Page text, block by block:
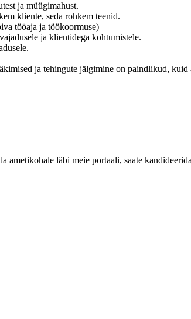
ja müügimahust.
kliente, seda rohkem teenid.
tööaja ja töökoormuse)
ja klientidega kohtumistele.
ja tehingute jälgimine on paindlikud, kuid
läbi meie portaali, saate